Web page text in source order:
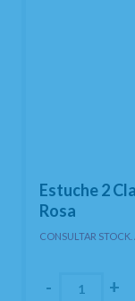
Estuche 2
Rosa
CONSULTAR
- +